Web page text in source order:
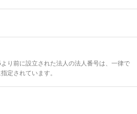
り前に設立された法人の法人番号は、一律で
定されています。